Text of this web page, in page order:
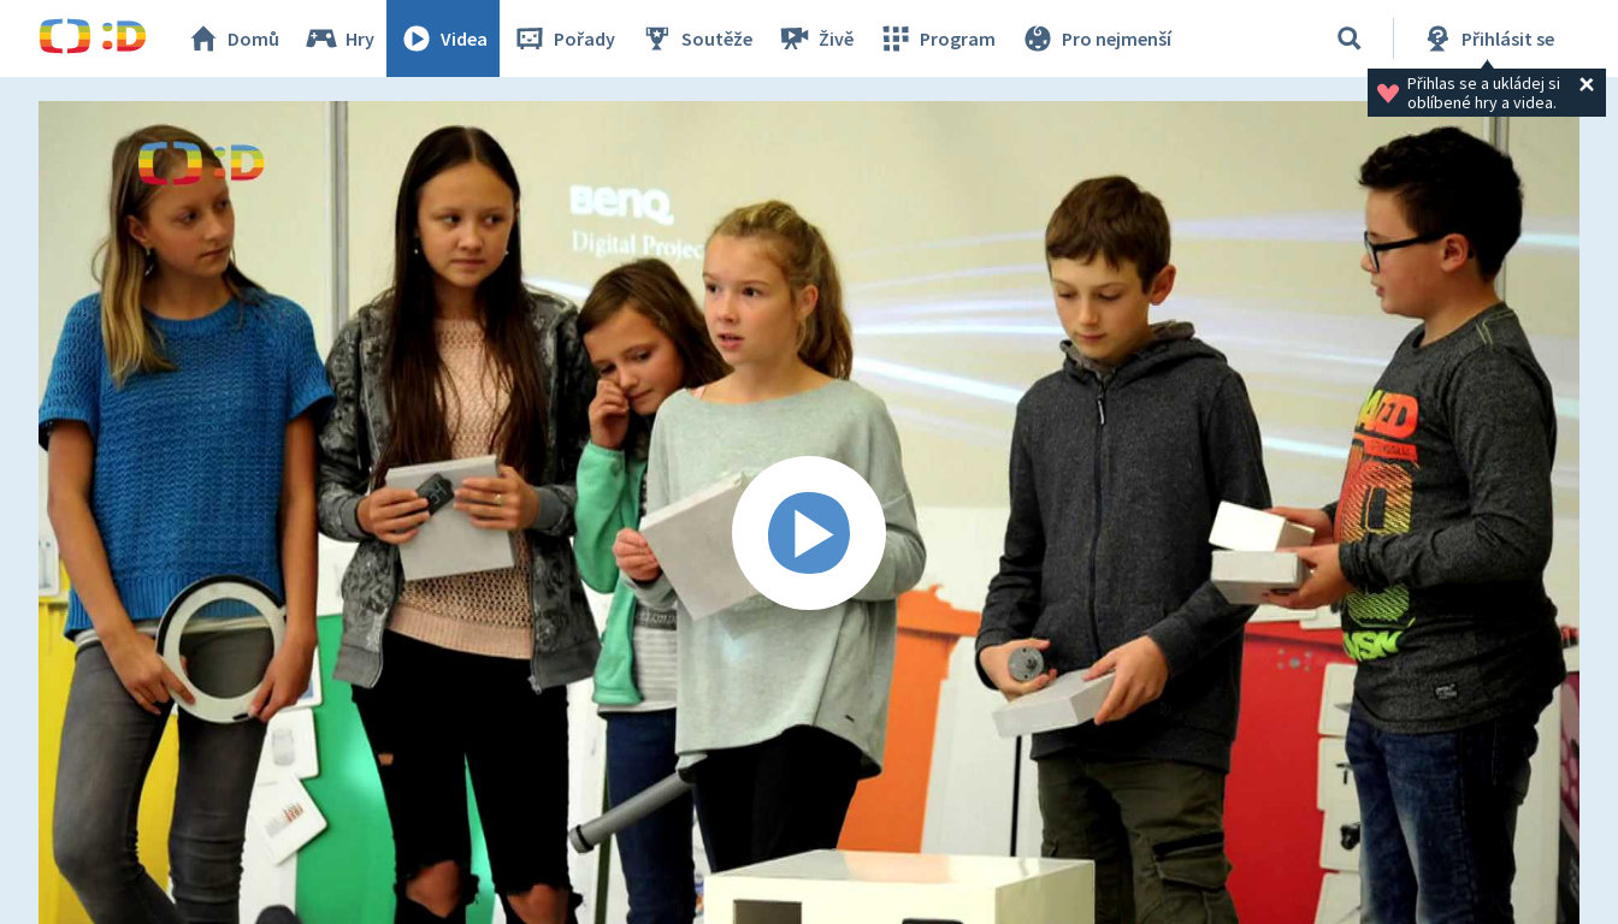
Domů Hry Videa Pořady Soutěže Živě Program Pro nejmenší Přihlásit se
Přihlas se a ukládej si
oblíbené hry a videa.